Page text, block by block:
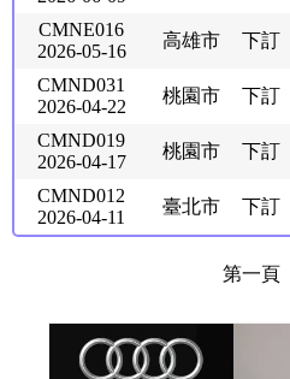
CMNE016
2026-05-16
高雄市 下訂
CMND031
2026-04-22
桃園市 下訂
CMND019
2026-04-17
桃園市 下訂
CMND012
2026-04-11
臺北市 下訂
第一頁